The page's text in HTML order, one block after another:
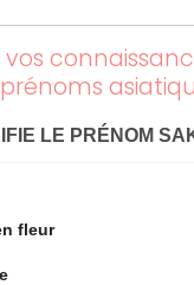
vos
prénoms
LE PRÉNOM
fleur